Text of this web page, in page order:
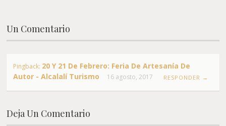
Un Comentario
Pingback: 20 Y 21 De Febrero: Feria De Artesanía De
Autor - Alcalalí Turismo
16 agosto, 2017 RESPONDER →
Deja Un Comentario